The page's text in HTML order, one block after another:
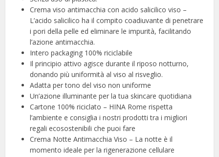
Crema viso antimacchia con acido salicilico viso –
L’acido salicilico ha il compito coadiuvante di penetrare
i pori della pelle ed eliminare le impurità, facilitando
l’azione antimacchia.
Intero packaging 100% riciclabile
Il principio attivo agisce durante il riposo notturno,
donando più uniformità al viso al risveglio.
Adatta per tono del viso non uniforme
Un’azione illuminante per la tua skincare quotidiana
Cartone 100% riciclato – HINA Rome rispetta
l’ambiente e consiglia i nostri prodotti tra i migliori
regali ecosostenibili che puoi fare
Crema Notte Antimacchia Viso – La notte è il
momento ideale per la rigenerazione cellulare